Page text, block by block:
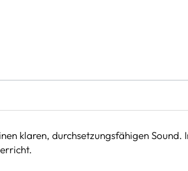
klaren, durchsetzungsfähigen